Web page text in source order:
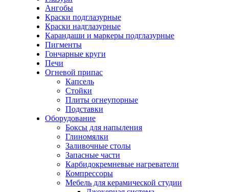
Ангобы
Краски подглазурные
Краски надглазурные
Карандаши и маркеры подглазурные
Пигменты
Гончарные круги
Печи
Огневой припас
Капсель
Стойки
Плиты огнеупорные
Подставки
Оборудование
Боксы для напыления
Глиномялки
Заливочные столы
Запасные части
Карбидокремневые нагреватели
Компрессоры
Мебель для керамической студии